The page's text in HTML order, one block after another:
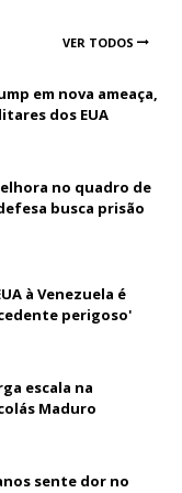
VER TODOS
em nova ameaça,
dos EUA
no quadro de
busca prisão
à Venezuela é
perigoso'
escala na
Maduro
sente dor no